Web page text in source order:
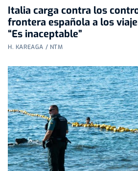
Italia carga contra los
frontera española a los
“Es inaceptable”
H. KAREAGA / NTM